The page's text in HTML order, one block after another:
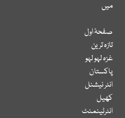
میں
صفحۂ اول
تازہ ترین
غزہ لہو لہو
پاکستان
انٹر نیشنل
کھیل
انٹرٹینمنٹ